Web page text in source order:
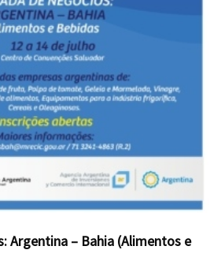
Argentina – Bahia (Alimentos e